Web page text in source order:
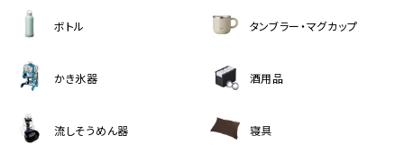
ボトル タンブラー・マグカップ
かき氷器 酒用品
流しそうめん器 寝具